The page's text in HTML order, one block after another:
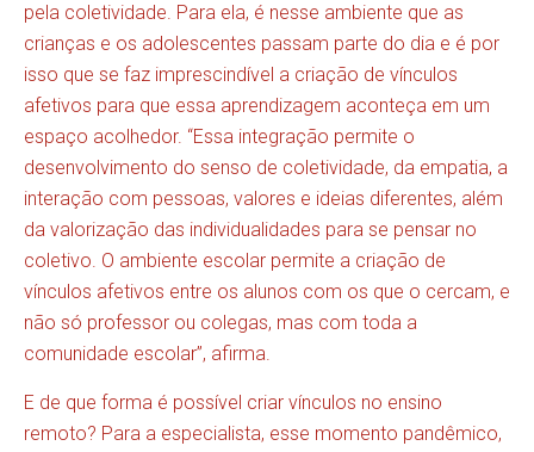
pela coletividade. Para ela, é nesse ambiente que as
crianças e os adolescentes passam parte do dia e é por
isso que se faz imprescindível a criação de vínculos
afetivos para que essa aprendizagem aconteça em um
espaço acolhedor. “Essa integração permite o
desenvolvimento do senso de coletividade, da empatia, a
interação com pessoas, valores e ideias diferentes, além
da valorização das individualidades para se pensar no
coletivo. O ambiente escolar permite a criação de
vínculos afetivos entre os alunos com os que o cercam, e
não só professor ou colegas, mas com toda a
comunidade escolar”, afirma.
E de que forma é possível criar vínculos no ensino
remoto? Para a especialista, esse momento pandêmico,